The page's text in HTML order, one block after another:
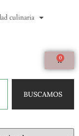
culinaria
0
BUSCAMOS